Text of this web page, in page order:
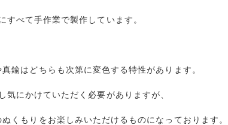
すべて手作業で製作しています。
鍮はどちらも次第に変色する特性があります。
気にかけていただく必要がありますが、
くもりをお楽しみいただけるものになっております。